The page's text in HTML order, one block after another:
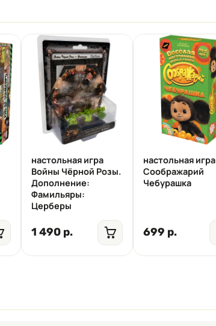
настольная игра
Войны Чёрной Розы.
Дополнение:
Фамильяры:
Церберы
1 490 р.
настольная игра
Соображарий
Чебурашка
699 р.